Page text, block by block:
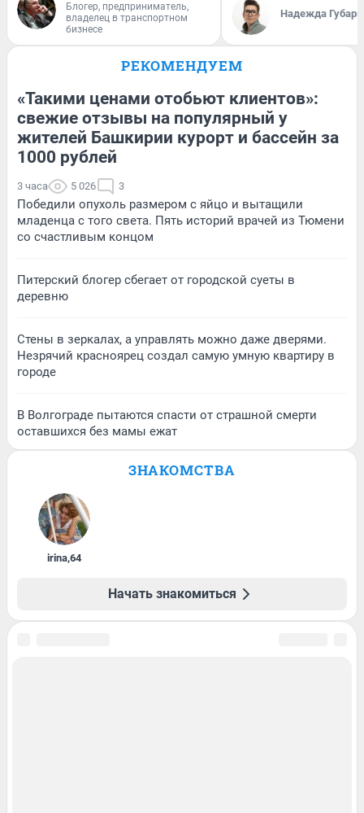
Блогер, предприниматель,
владелец в транспортном
бизнесе
Надежда Губарь
РЕКОМЕНДУЕМ
«Такими ценами отобьют клиентов»:
свежие отзывы на популярный у
жителей Башкирии курорт и бассейн за
1000 рублей
3 часа 5 026 3
Победили опухоль размером с яйцо и вытащили
младенца с того света. Пять историй врачей из Тюмени
со счастливым концом
Питерский блогер сбегает от городской суеты в
деревню
Стены в зеркалах, а управлять можно даже дверями.
Незрячий красноярец создал самую умную квартиру в
городе
В Волгограде пытаются спасти от страшной смерти
оставшихся без мамы ежат
ЗНАКОМСТВА
irina,64
Начать знакомиться